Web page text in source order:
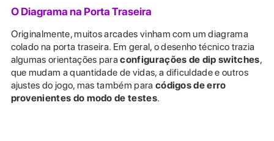
O Diagrama na Porta Traseira
Originalmente, muitos arcades vinham com um diagrama
colado na porta traseira. Em geral, o desenho técnico trazia
algumas orientações paraconfigurações de dip switches,
que mudam a quantidade de vidas, a dificuldade e outros
ajustes do jogo, mas também para códigos de erro
provenientes do modo de testes.